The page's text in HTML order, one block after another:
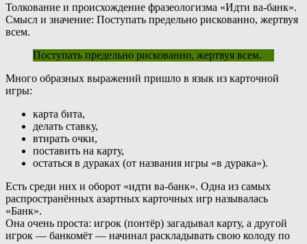
Толкование и происхождение фразеологизма «Идти ва-банк».
Смысл и значение: Поступать предельно рискованно, жертвуя
всем.
Поступать предельно рискованно, жертвуя всем.
Много образных выражений пришло в язык из карточной
игры:
карта бита,
делать ставку,
втирать очки,
поставить на карту,
остаться в дураках (от названия игры «в дурака»).
Есть среди них и оборот «идти ва-банк». Одна из самых
распространённых азартных карточных игр называлась
«Банк».
Она очень проста: игрок (понтёр) загадывал карту, а другой
игрок — банкомёт — начинал раскладывать свою колоду по